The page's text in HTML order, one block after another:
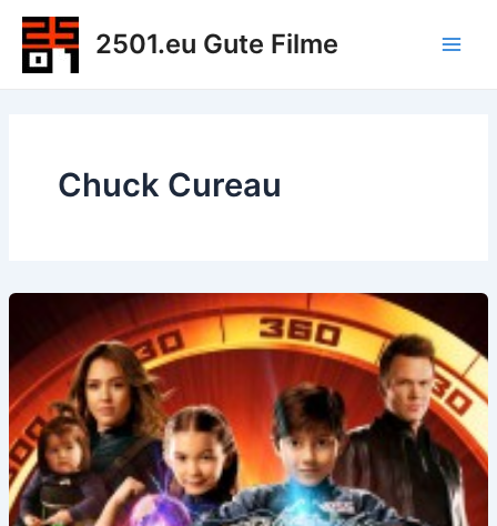
Zum
Inhalt
springen
2501.eu Gute Filme
Chuck Cureau